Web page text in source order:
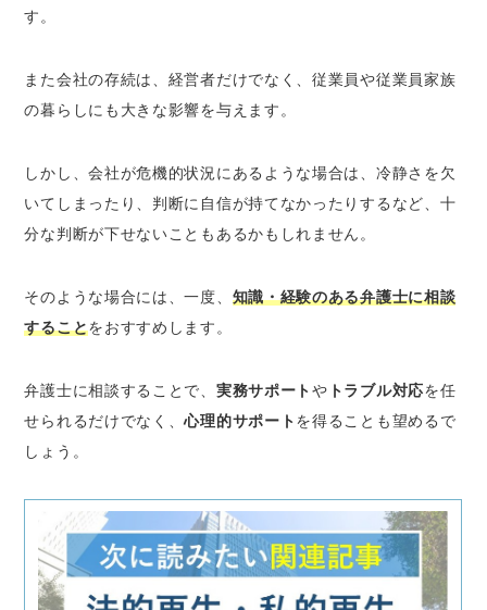
す。
また会社の存続は、経営者だけでなく、従業員や従業員家族
の暮らしにも大きな影響を与えます。
しかし、会社が危機的状況にあるような場合は、冷静さを欠
いてしまったり、判断に自信が持てなかったりするなど、十
分な判断が下せないこともあるかもしれません。
そのような場合には、一度、 知識・経験のある弁護士に相談
することをおすすめします。
弁護士に相談することで、 実務サポートや トラブル対応を任
せられるだけでなく、心理的サポートを得ることも望めるで
しょう。